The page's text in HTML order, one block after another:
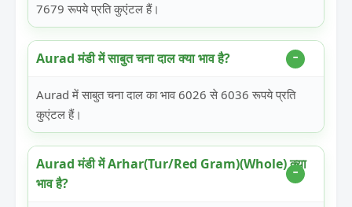
7679 रूपये प्रति कुएंटल हैं।
Aurad मंडी में साबुत चना दाल क्या भाव है?
Aurad में साबुत चना दाल का भाव 6026 से 6036 रूपये प्रति
कुएंटल हैं।
Aurad मंडी में Arhar(Tur/Red Gram)(Whole) क्या
भाव है?